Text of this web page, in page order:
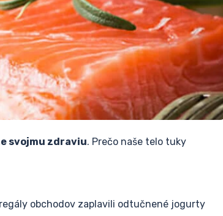
svojmu zdraviu. Prečo naše telo tuky
obchodov zaplavili odtučnené jogurty